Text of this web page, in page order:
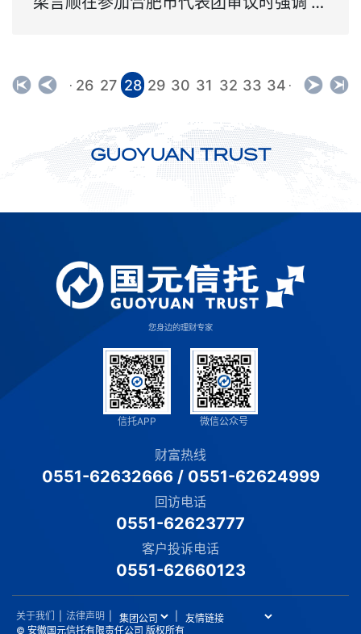
· 26 27 28 29 30 31 32 33 34 ·
GUOYUAN TRUST
您身边的理财专家
信托APP 微信公众号
财富热线
0551-62632666/ 0551-62624999
回访电话
0551-62623777
客户投诉电话
0551-62660123
关于我们 法律声明
© 安徽国元信托有限责任公司 版权所有